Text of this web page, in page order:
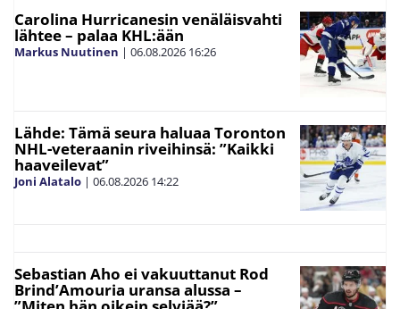
Carolina Hurricanesin venäläisvahti
lähtee – palaa KHL:ään
Markus Nuutinen | 06.08.2026 16:26
Lähde: Tämä seura haluaa Toronton
NHL-veteraanin riveihinsä: ”Kaikki
haaveilevat”
Joni Alatalo | 06.08.2026 14:22
Sebastian Aho ei vakuuttanut Rod
Brind’Amouria uransa alussa –